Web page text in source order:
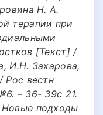
Н. А.
терапии при
[Текст] /
И.Н. Захарова,
Рос вестн
– 36- 39с 21.
Новые подходы